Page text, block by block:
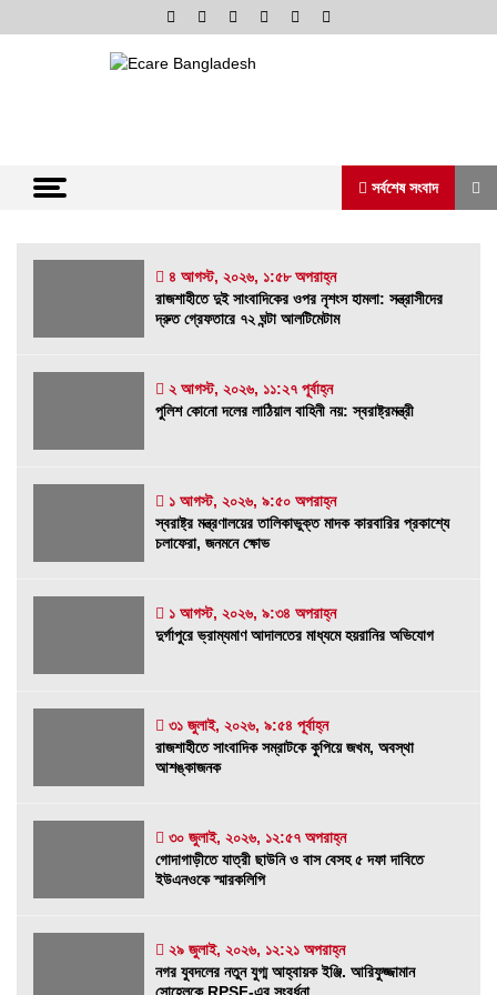
to
সর্বশেষ সংবাদ
রাজশাহীতে দুই সাংবাদিকের ওপর নৃশংস হামলা:
৪ আগস্ট, ২০২৬, ১:৫৮ অপরাহ্ন
স্বরাষ্ট্র মন্ত্রণালয়ের তালিকাভুক্ত মাদক কারবারির
প্রকাশ্যে চলাফেরা, জনমনে ক্ষোভ
দুর্গাপুরে ভ্রাম্যমাণ আদালতের মাধ্যমে হয়রানির
অভিযোগ
রাজশাহীতে সাংবাদিক সম্রাটকে কুপিয়ে জখম, অবস্থা
আশঙ্কাজনক
গোদাগাড়ীতে যাত্রী ছাউনি ও বাস বেসহ ৫ দফা দাবিতে
ইউএনওকে স্মারকলিপি
নগর যুবদলের নতুন যুগ্ম আহ্বায়ক ইঞ্জি. আরিফুজ্জামান
সোহেলকে RPSF-এর সংবর্ধনা
৪ আগস্ট, ২০২৬, ১:৫৮ অপরাহ্ন
রাজশাহীতে দুই সাংবাদিকের ওপর নৃশংস হামলা: সন্ত্রাসীদের
দ্রুত গ্রেফতারে ৭২ ঘন্টা আলটিমেটাম
২ আগস্ট, ২০২৬, ১১:২৭ পূর্বাহ্ন
পুলিশ কোনো দলের লাঠিয়াল বাহিনী নয়: স্বরাষ্ট্রমন্ত্রী
১ আগস্ট, ২০২৬, ৯:৫০ অপরাহ্ন
স্বরাষ্ট্র মন্ত্রণালয়ের তালিকাভুক্ত মাদক কারবারির প্রকাশ্যে
চলাফেরা, জনমনে ক্ষোভ
১ আগস্ট, ২০২৬, ৯:৩৪ অপরাহ্ন
দুর্গাপুরে ভ্রাম্যমাণ আদালতের মাধ্যমে হয়রানির অভিযোগ
৩১ জুলাই, ২০২৬, ৯:৫৪ পূর্বাহ্ন
রাজশাহীতে সাংবাদিক সম্রাটকে কুপিয়ে জখম, অবস্থা
আশঙ্কাজনক
৩০ জুলাই, ২০২৬, ১২:৫৭ অপরাহ্ন
গোদাগাড়ীতে যাত্রী ছাউনি ও বাস বেসহ ৫ দফা দাবিতে
ইউএনওকে স্মারকলিপি
২৯ জুলাই, ২০২৬, ১২:২১ অপরাহ্ন
নগর যুবদলের নতুন যুগ্ম আহ্বায়ক ইঞ্জি. আরিফুজ্জামান
সোহেলকে RPSF-এর সংবর্ধনা